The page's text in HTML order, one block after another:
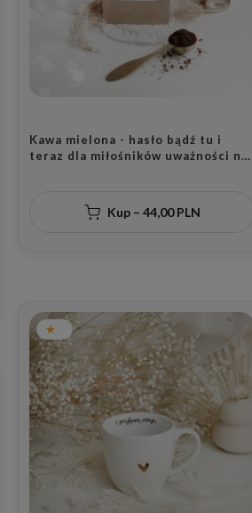
Kawa mielona - hasło bądź tu i
teraz dla miłośników uważności na
Kup – 44,00 PLN